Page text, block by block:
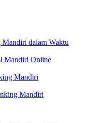
dalam Waktu
Mandiri Online
Mandiri
Mandiri